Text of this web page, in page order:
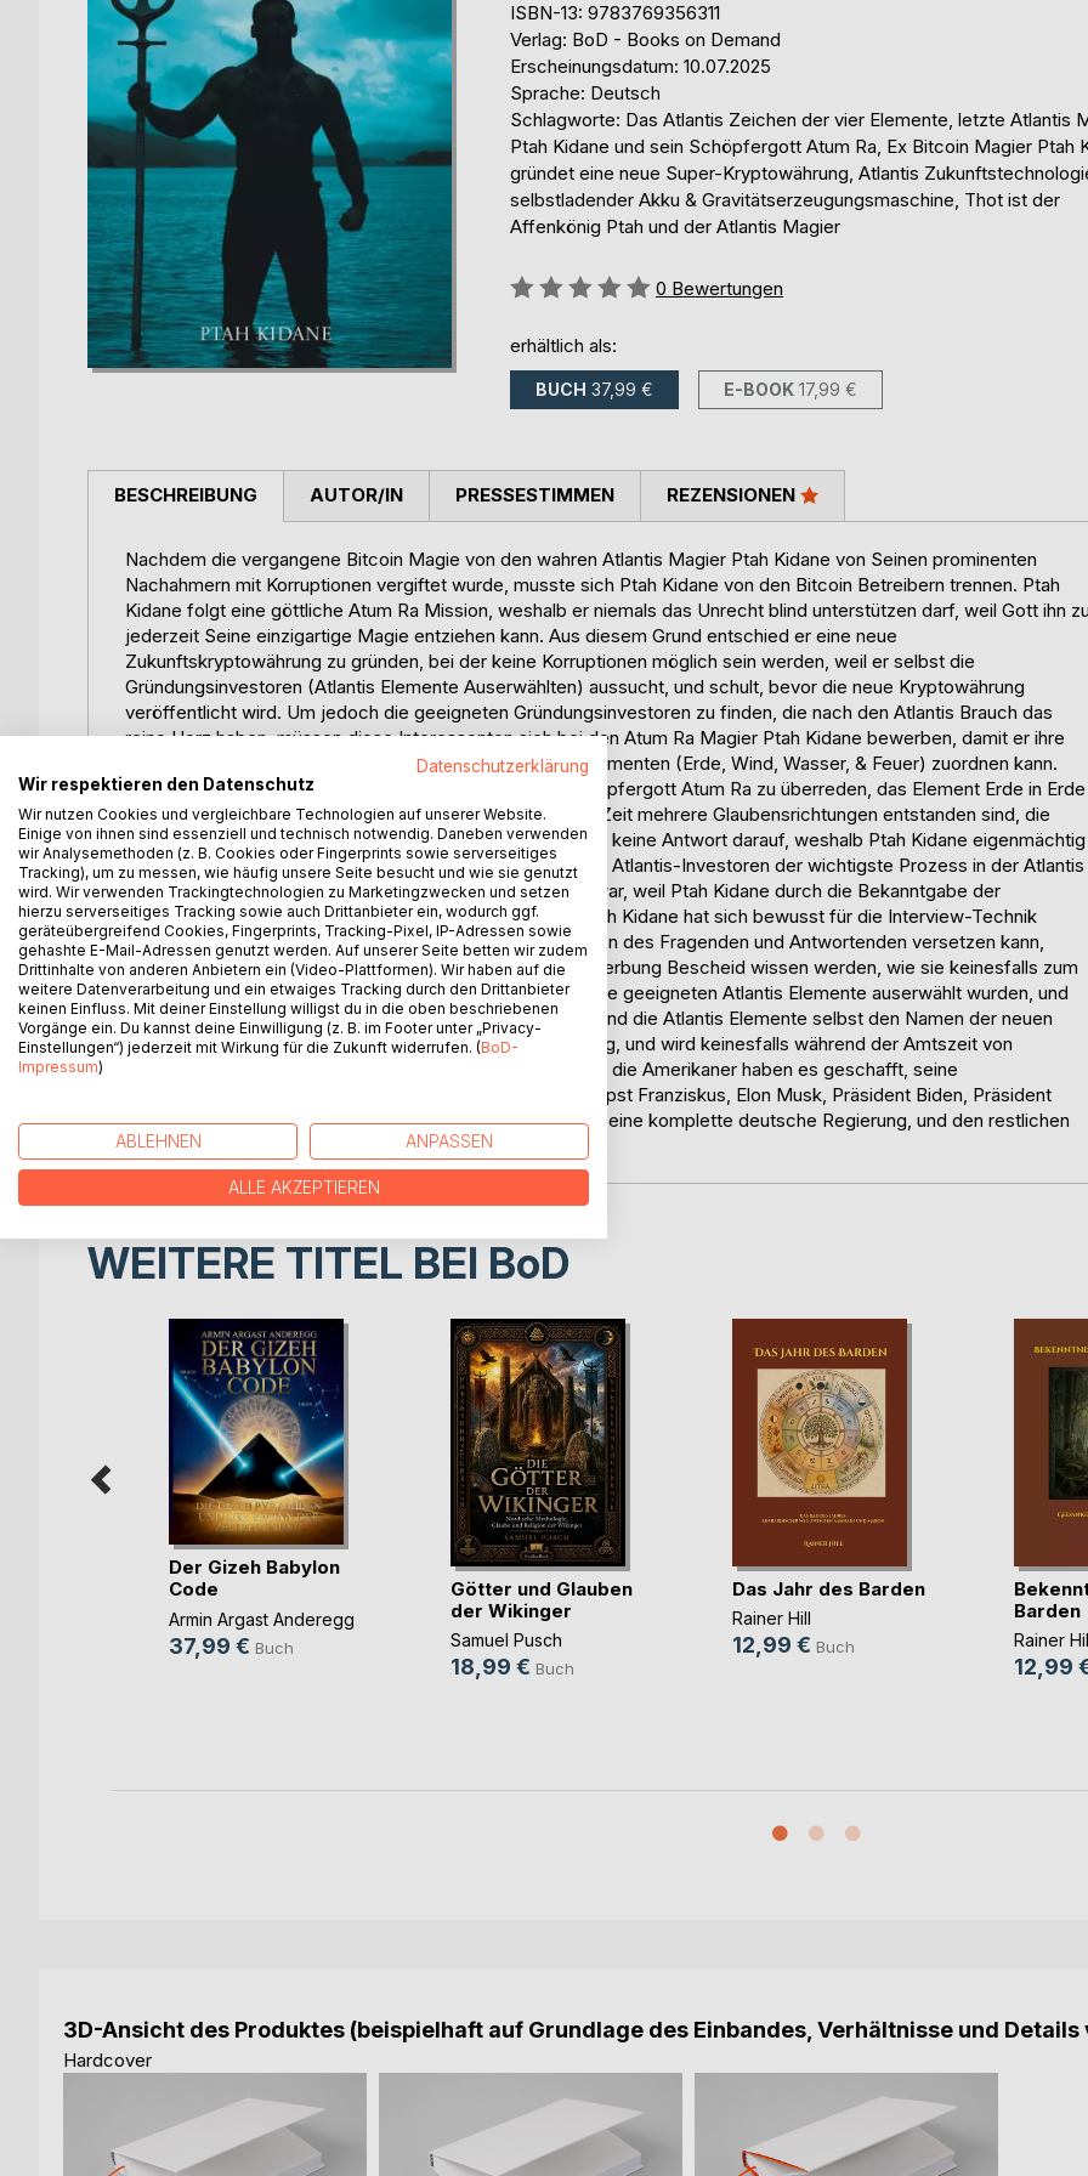
ISBN-13: 9783769356311
Verlag: BoD - Books on Demand
Erscheinungsdatum: 10.07.2025
Sprache: Deutsch
Schlagworte: Das Atlantis Zeichen der vier Elemente, letzte Atlantis
Ptah Kidane und sein Schöpfergott Atum Ra, Ex Bitcoin Magier Ptah
gründet eine neue Super-Kryptowährung, Atlantis
selbstladender Akku & Gravitätserzeugungsmaschine, Thot ist der
Affenkönig Ptah und der Atlantis Magier
Bewertung::
0 Bewertungen
erhältlich als:
BUCH 37,99 € E-BOOK 17,99 €
BESCHREIBUNG
Nachdem die vergangene Bitcoin Magie von den wahren Atlantis Magier Ptah Kidane von Seinen prominenten
Nachahmern mit Korruptionen vergiftet wurde, musste sich Ptah Kidane von den Bitcoin Betreibern trennen. Ptah
Kidane folgt eine göttliche Atum Ra Mission, weshalb er niemals das Unrecht blind unterstützen darf, weil Gott ihn
jederzeit Seine einzigartige Magie entziehen kann. Aus diesem Grund entschied er eine neue
Zukunftskryptowährung zu gründen, bei der keine Korruptionen möglich sein werden, weil er selbst die
Gründungsinvestoren (Atlantis Elemente Auserwählten) aussucht, und schult, bevor die neue Kryptowährung
veröffentlicht wird. Um jedoch die geeigneten Gründungsinvestoren zu finden, die nach den Atlantis Brauch das
reine Herz haben, müssen diese Interessenten sich bei den Atum Ra Magier Ptah Kidane bewerben, damit er ihre
Eigenschaften und Persönlichkeiten zu den gesuchten Elementen (Erde, Wind, Wasser, & Feuer) zuordnen kann.
Aktuell ist der Atlantis Magier Ptah Kidane dabei den Schöpfergott Atum Ra zu überreden, das Element Erde in Erde
& Metall aufzuteilen, weil der Globus nach Seiner aktiven Zeit mehrere Glaubensrichtungen entstanden sind, die
auch er keineswegs ignorieren kann. Bisher gab er jedoch keine Antwort darauf, weshalb Ptah Kidane eigenmächtig
nichts verändern darf. Daher wird Auswahl der geeigneten Atlantis-Investoren der wichtigste Prozess in der Atlantis
Magie sein, weshalb dieses Atlantis Buch unvermeidlich war, weil Ptah Kidane durch die Bekanntgabe der
Voraussetzungen die Streu vom Weizen trennen kann. Ptah Kidane hat sich bewusst für die Interview-Technik
entschieden, weil der Leser sich viel leichter in der Position des Fragenden und Antwortenden versetzen kann,
wodurch die zukünftigen Atlantis Investoren vor ihrer Bewerbung Bescheid wissen werden, wie sie keinesfalls zum
Atlantis Element gewählt werden können. Erst nachdem die geeigneten Atlantis Elemente auserwählt wurden, und
sie ihre Aufgaben kennen, erfahren die Weltbevölkerung und die Atlantis Elemente selbst den Namen der neuen
magischen Zukunftswährung. Dieser Prozess ist langwierig, und wird keinesfalls während der Amtszeit von
Präsident Donald Trump abgeschlossen sein, es sei denn, die Amerikaner haben es geschafft, seine
Amtsenthebung zu vollziehen. Was Queen Elisabeth II., Papst Franziskus, Elon Musk, Präsident Biden, Präsident
Trump, Honorarkonsul Karlheinz Kinderschänder Kögel & seine komplette deutsche Regierung, und den restlichen
weltweiten Staatsdienern..
AUTOR/IN PRESSESTIMMEN REZENSIONEN
WEITERE TITEL BEI BoD
Der Gizeh Babylon
Code
Armin Argast Anderegg
37,99 € Buch
Götter und Glauben
der Wikinger
Samuel Pusch
18,99 € Buch
Das Jahr des Barden
Rainer Hill
12,99 € Buch
Barden
Rainer
12,99
3D-Ansicht des Produktes (beispielhaft auf Grundlage des Einbandes, Verhältnisse und
Hardcover
Datenschutzerklärung
Wir respektieren den Datenschutz
Wir nutzen Cookies und vergleichbare Technologien auf unserer Website.
Einige von ihnen sind essenziell und technisch notwendig. Daneben verwenden
wir Analysemethoden (z. B. Cookies oder Fingerprints sowie serverseitiges
Tracking), um zu messen, wie häufig unsere Seite besucht und wie sie genutzt
wird. Wir verwenden Trackingtechnologien zu Marketingzwecken und setzen
hierzu serverseitiges Tracking sowie auch Drittanbieter ein, wodurch ggf.
geräteübergreifend Cookies, Fingerprints, Tracking-Pixel, IP-Adressen sowie
gehashte E-Mail-Adressen genutzt werden. Auf unserer Seite betten wir zudem
Drittinhalte von anderen Anbietern ein (Video-Plattformen). Wir haben auf die
weitere Datenverarbeitung und ein etwaiges Tracking durch den Drittanbieter
keinen Einfluss. Mit deiner Einstellung willigst du in die oben beschriebenen
Vorgänge ein. Du kannst deine Einwilligung (z. B. im Footer unter „Privacy-
Einstellungen“) jederzeit mit Wirkung für die Zukunft widerrufen. (BoD-
Impressum)
ABLEHNEN ANPASSEN
ALLE AKZEPTIEREN